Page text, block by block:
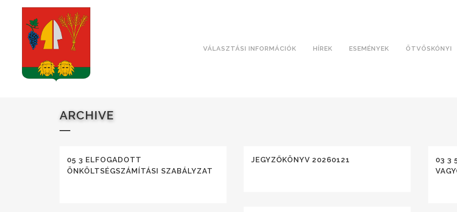
VÁLASZTÁSI INFORMÁCIÓK HÍREK ESEMÉNYEK ÖTVÖSKÓNYI
ARCHIVE
05 3 ELFOGADOTT
ÖNKÖLTSÉGSZÁMÍTÁSI SZABÁLYZAT
JEGYZŐKÖNYV 20260121
03 3